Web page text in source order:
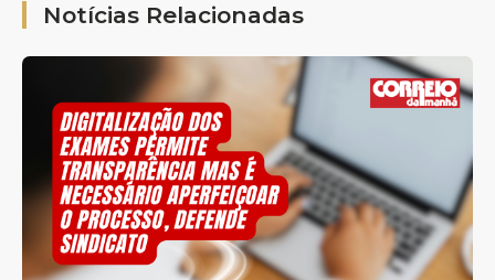
Notícias Relacionadas